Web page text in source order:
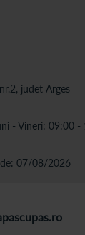
judet Arges
- Vineri: 09:00 -
de: 07/08/2026